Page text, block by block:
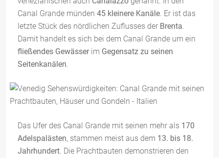
Canal Grande münden 45 kleinere Kanäle. Er ist das
letzte Stück des nördlichen Zuflusses der Brenta.
Damit handelt es sich bei dem Canal Grande um ein
fließendes Gewässerim Gegensatz zu seinen
Seitenkanälen.
Das Ufer des Canal Grande mit seinen mehr als 170
Adelspalästen, stammen meist aus dem 13. bis 18.
Jahrhundert. Die Prachtbauten demonstrieren den